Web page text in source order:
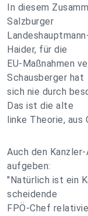
In diesem
Salzburger
Haider, für die
EU-Maßnahmen
Schausberger hat
sich nie durch
Das ist die alte
linke Theorie, aus
Auch den
aufgeben:
"Natürlich ist ein
scheidende
FPÖ-Chef